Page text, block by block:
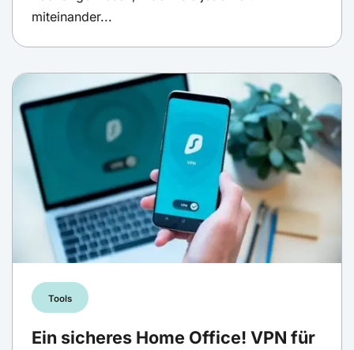
miteinander...
Tools
Ein sicheres Home Office! VPN für